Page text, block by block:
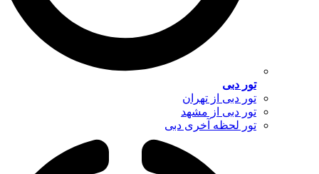
تور دبی
تور دبی از تهران
تور دبی از مشهد
تور لحظه آخری دبی